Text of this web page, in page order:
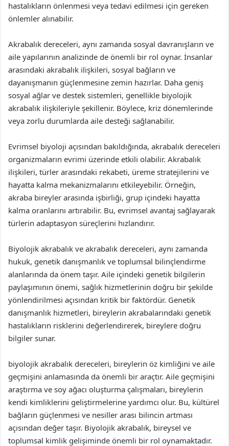
hastalıkların önlenmesi veya tedavi edilmesi için gereken
önlemler alınabilir.
Akrabalık dereceleri, aynı zamanda sosyal davranışların ve
aile yapılarının analizinde de önemli bir rol oynar. İnsanlar
arasındaki akrabalık ilişkileri, sosyal bağların ve
dayanışmanın güçlenmesine zemin hazırlar. Daha geniş
sosyal ağlar ve destek sistemleri, genellikle biyolojik
akrabalık ilişkileriyle şekillenir. Böylece, kriz dönemlerinde
veya zorlu durumlarda aile desteği sağlanabilir.
Evrimsel biyoloji açısından bakıldığında, akrabalık dereceleri
organizmaların evrimi üzerinde etkili olabilir. Akrabalık
ilişkileri, türler arasındaki rekabeti, üreme stratejilerini ve
hayatta kalma mekanizmalarını etkileyebilir. Örneğin,
akraba bireyler arasında işbirliği, grup içindeki hayatta
kalma oranlarını artırabilir. Bu, evrimsel avantaj sağlayarak
türlerin adaptasyon süreçlerini hızlandırır.
Biyolojik akrabalık ve akrabalık dereceleri, aynı zamanda
hukuk, genetik danışmanlık ve toplumsal bilinçlendirme
alanlarında da önem taşır. Aile içindeki genetik bilgilerin
paylaşımının önemi, sağlık hizmetlerinin doğru bir şekilde
yönlendirilmesi açısından kritik bir faktördür. Genetik
danışmanlık hizmetleri, bireylerin akrabalarındaki genetik
hastalıkların risklerini değerlendirerek, bireylere doğru
bilgiler sunar.
biyolojik akrabalık dereceleri, bireylerin öz kimliğini ve aile
geçmişini anlamasında da önemli bir araçtır. Aile geçmişini
araştırma ve soy ağacı oluşturma çalışmaları, bireylerin
kendi kimliklerini geliştirmelerine yardımcı olur. Bu, kültürel
bağların güçlenmesi ve nesiller arası bilincin artması
açısından değer taşır. Biyolojik akrabalık, bireysel ve
toplumsal kimlik gelişiminde önemli bir rol oynamaktadır.